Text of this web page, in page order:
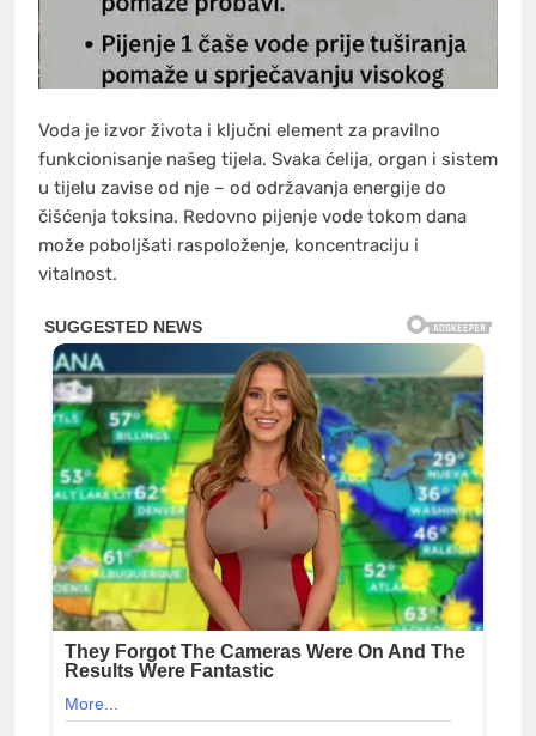
Voda je izvor života i ključni element za pravilno
funkcionisanje našeg tijela. Svaka ćelija, organ i sistem
u tijelu zavise od nje – od održavanja energije do
čišćenja toksina. Redovno pijenje vode tokom dana
može poboljšati raspoloženje, koncentraciju i
vitalnost.